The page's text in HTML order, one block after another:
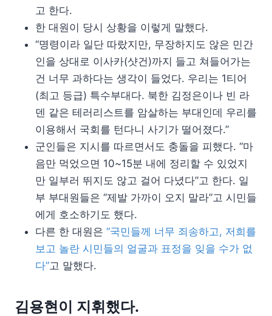
고 한다.
한 대원이 당시 상황을 이렇게 말했다.
“명령이라 일단 따랐지만, 무장하지도 않은 민간
인을 상대로 이사카(샷건)까지 들고 쳐들어가는
건 너무 과하다는 생각이 들었다. 우리는 1티어
(최고 등급) 특수부대다. 북한 김정은이나 빈 라
덴 같은 테러리스트를 암살하는 부대인데 우리를
이용해서 국회를 턴다니 사기가 떨어졌다.”
군인들은 지시를 따르면서도 충돌을 피했다. “마
음만 먹었으면 10~15분 내에 정리할 수 있었지
만 일부러 뛰지도 않고 걸어 다녔다”고 한다. 일
부 부대원들은 “제발 가까이 오지 말라”고 시민들
에게 호소하기도 했다.
다른 한 대원은 “국민들께 너무 죄송하고, 저희를
보고 놀란 시민들의 얼굴과 표정을 잊을 수가 없
다”고 말했다.
김용현이 지휘했다.